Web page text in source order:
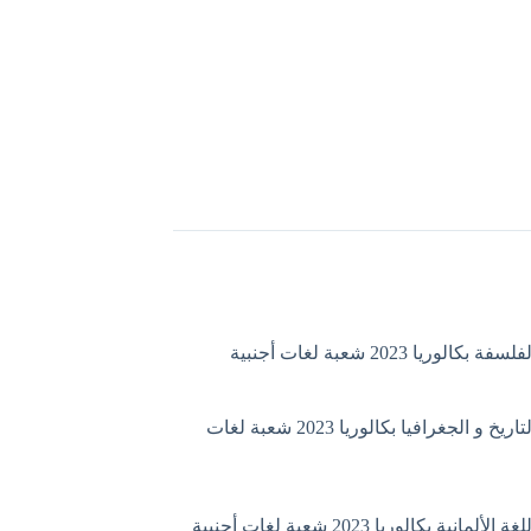
2023 شعبة لغات أجنبية
موضوع التاريخ و الجغرافيا بكالوريا 2023 شعبة لغات
بكالوريا 2023 شعبة لغات أجنبية